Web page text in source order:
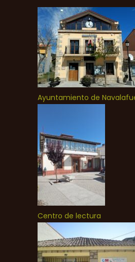
Ayuntamiento de
Centro de lectura